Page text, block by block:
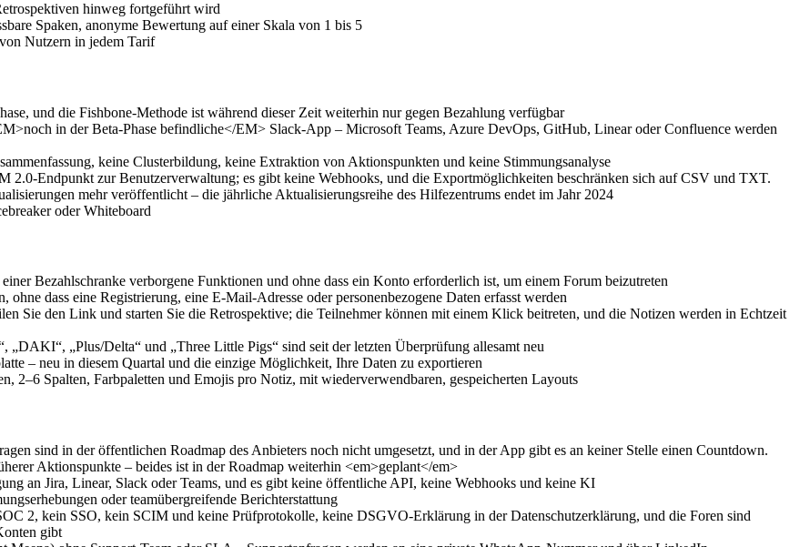
hinweg fortgeführt wird
Spaken, anonyme Bewertung auf einer Skala von 1 bis 5
Nutzern in jedem Tarif
und die Fishbone-Methode ist während dieser Zeit weiterhin nur gegen Bezahlung verfügbar
in der Beta-Phase befindliche</EM> Slack-App – Microsoft Teams, Azure DevOps, GitHub, Linear oder Confluence werden
keine Clusterbildung, keine Extraktion von Aktionspunkten und keine Stimmungsanalyse
2.0-Endpunkt zur Benutzerverwaltung; es gibt keine Webhooks, und die Exportmöglichkeiten beschränken sich auf CSV und TXT.
mehr veröffentlicht – die jährliche Aktualisierungsreihe des Hilfezentrums endet im Jahr 2024
oder Whiteboard
Bezahlschranke verborgene Funktionen und ohne dass ein Konto erforderlich ist, um einem Forum beizutreten
dass eine Registrierung, eine E-Mail-Adresse oder personenbezogene Daten erfasst werden
Sie den Link und starten Sie die Retrospektive; die Teilnehmer können mit einem Klick beitreten, und die Notizen werden in Echtzeit
„DAKI“, „Plus/Delta“ und „Three Little Pigs“ sind seit der letzten Überprüfung allesamt neu
– neu in diesem Quartal und die einzige Möglichkeit, Ihre Daten zu exportieren
2–6 Spalten, Farbpaletten und Emojis pro Notiz, mit wiederverwendbaren, gespeicherten Layouts
sind in der öffentlichen Roadmap des Anbieters noch nicht umgesetzt, und in der App gibt es an keiner Stelle einen Countdown.
Aktionspunkte – beides ist in der Roadmap weiterhin <em>geplant</em>
an Jira, Linear, Slack oder Teams, und es gibt keine öffentliche API, keine Webhooks und keine KI
oder teamübergreifende Berichterstattung
2, kein SSO, kein SCIM und keine Prüfprotokolle, keine DSGVO-Erklärung in der Datenschutzerklärung, und die Foren sind
gibt